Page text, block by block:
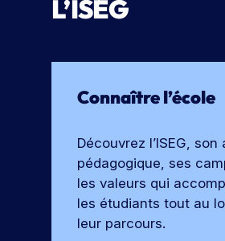
e
L’ISEG
Connaître l’école
Découvrez l’ISEG, son
pédagogique, ses
les valeurs qui
les étudiants tout au
leur parcours.